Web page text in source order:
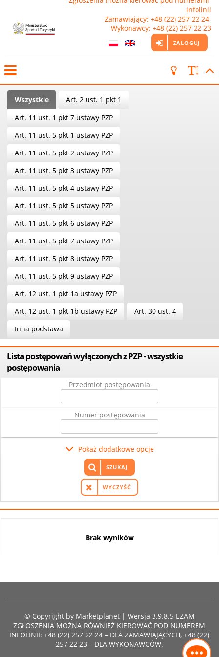
infolinii
Zamawiający: +48 (22) 257 22 24
Wykonawcy: +48 (22) 257 22 23
ZALOGUJ
Wszystkie
Art. 2 ust. 1 pkt 1
Art. 11 ust. 1 pkt 7 ustawy PZP
Art. 11 ust. 5 pkt 1 ustawy PZP
Art. 11 ust. 5 pkt 2 ustawy PZP
Art. 11 ust. 5 pkt 3 ustawy PZP
Art. 11 ust. 5 pkt 4 ustawy PZP
Art. 11 ust. 5 pkt 5 ustawy PZP
Art. 11 ust. 5 pkt 6 ustawy PZP
Art. 11 ust. 5 pkt 7 ustawy PZP
Art. 11 ust. 5 pkt 8 ustawy PZP
Art. 11 ust. 5 pkt 9 ustawy PZP
Art. 12 ust. 1 pkt 1a ustawy PZP
Art. 12 ust. 1 pkt 1b ustawy PZP
Art. 30 ust. 4
Inna podstawa
Lista postępowań wyłączonych z PZP - wszystkie
postępowania
Przedmiot postępowania
Numer postępowania
Pokaż dodatkowe opcje
WYCZYŚĆ
SZUKAJ
Brak wyników
© Copyright by Marketplanet| Wersja 3.9.8.5-EZAM
ZGŁOSZENIA MOŻNA RÓWNIEŻ KIEROWAĆ POD NUMEREM
INFOLINII: +48 (22) 257 22 24 – DLA ZAMAWIAJĄCYCH, +48 (22)
257 22 23 – DLA WYKONAWCÓW.